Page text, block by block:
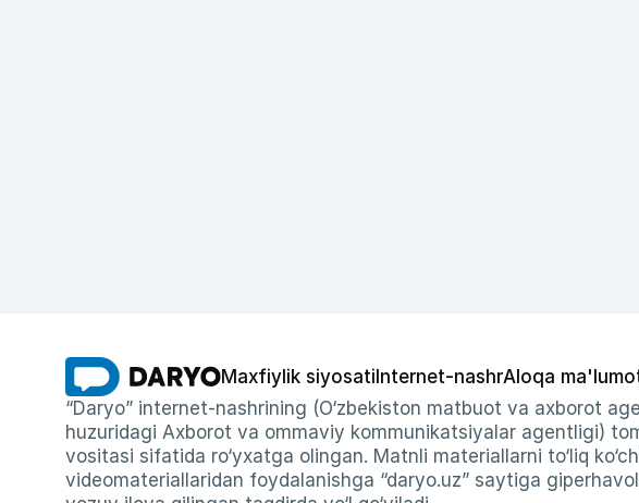
Maxfiylik siyosati Internet-nashrAloqa
“Daryo” internet-nashrining (O‘zbekiston matbuot va axborot
huzuridagi Axborot va ommaviy kommunikatsiyalar agentligi)
vositasi sifatida ro‘yxatga olingan. Matnli materiallarni to‘liq
videomateriallaridan foydalanishga “daryo.uz” saytiga